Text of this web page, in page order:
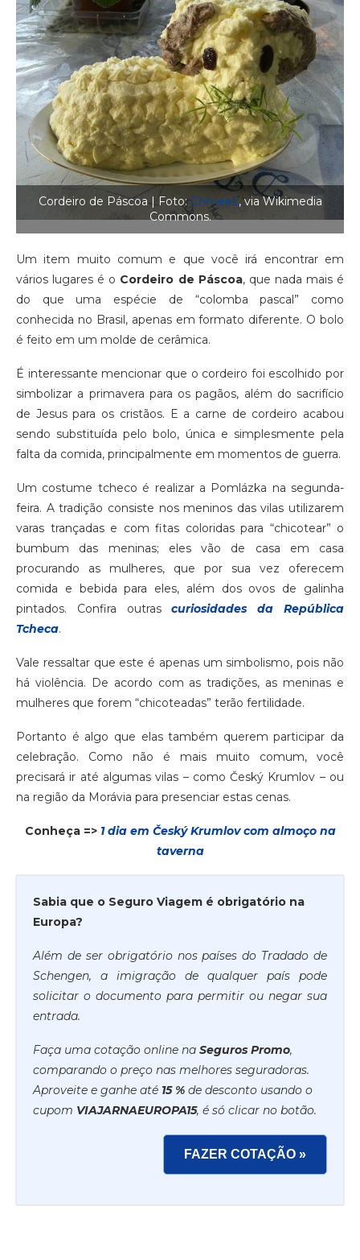
Cordeiro de Páscoa | Foto:Chmee2, via Wikimedia
Commons.
Um item muito comum e que você irá encontrar em
vários lugares é o Cordeiro de Páscoa, que nada mais é
do que uma espécie de “colomba pascal” como
conhecida no Brasil, apenas em formato diferente. O bolo
é feito em um molde de cerâmica.
É interessante mencionar que o cordeiro foi escolhido por
simbolizar a primavera para os pagãos, além do sacrifício
de Jesus para os cristãos. E a carne de cordeiro acabou
sendo substituída pelo bolo, única e simplesmente pela
falta da comida, principalmente em momentos de guerra.
Um costume tcheco é realizar a Pomlázka na segunda-
feira. A tradição consiste nos meninos das vilas utilizarem
varas trançadas e com fitas coloridas para “chicotear” o
bumbum das meninas; eles vão de casa em casa
procurando as mulheres, que por sua vez oferecem
comida e bebida para eles, além dos ovos de galinha
pintados. Confira outrascuriosidades da República
Tcheca.
Vale ressaltar que este é apenas um simbolismo, pois não
há violência. De acordo com as tradições, as meninas e
mulheres que forem “chicoteadas” terão fertilidade.
Portanto é algo que elas também querem participar da
celebração. Como não é mais muito comum, você
precisará ir até algumas vilas – como Český Krumlov – ou
na região da Morávia para presenciar estas cenas.
Conheça => 1 dia em Český Krumlov com almoço na
taverna
Sabia que o Seguro Viagem é obrigatório na
Europa?
Além de ser obrigatório nos países do Tradado de
Schengen, a imigração de qualquer país pode
solicitar o documento para permitir ou negar sua
entrada.
Faça uma cotação online na Seguros Promo,
comparando o preço nas melhores seguradoras.
Aproveite e ganhe até 15 % de desconto usando o
cupom VIAJARNAEUROPA15, é só clicar no botão.
FAZER COTAÇÃO »